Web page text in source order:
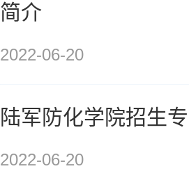
简介
2022-06-20
陆军防化学院招生
2022-06-20